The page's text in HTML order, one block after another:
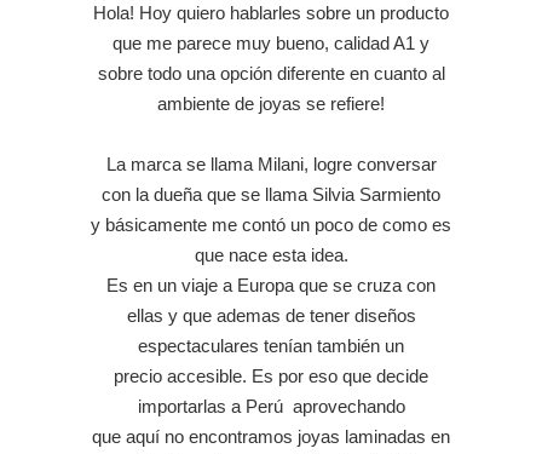
Hola! Hoy quiero hablarles sobre un producto
que me parece muy bueno, calidad A1 y
sobre todo una opción diferente en cuanto al
ambiente de joyas se refiere!
La marca se llama Milani, logre conversar
con la dueña que se llama Silvia Sarmiento
y básicamente me contó un poco de como es
que nace esta idea.
Es en un viaje a Europa que se cruza con
ellas y que ademas de tener diseños
espectaculares tenían también un
precio accesible. Es por eso que decide
importarlas a Perú aprovechando
que aquí no encontramos joyas laminadas en